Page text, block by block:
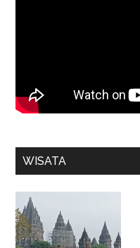
WISATA